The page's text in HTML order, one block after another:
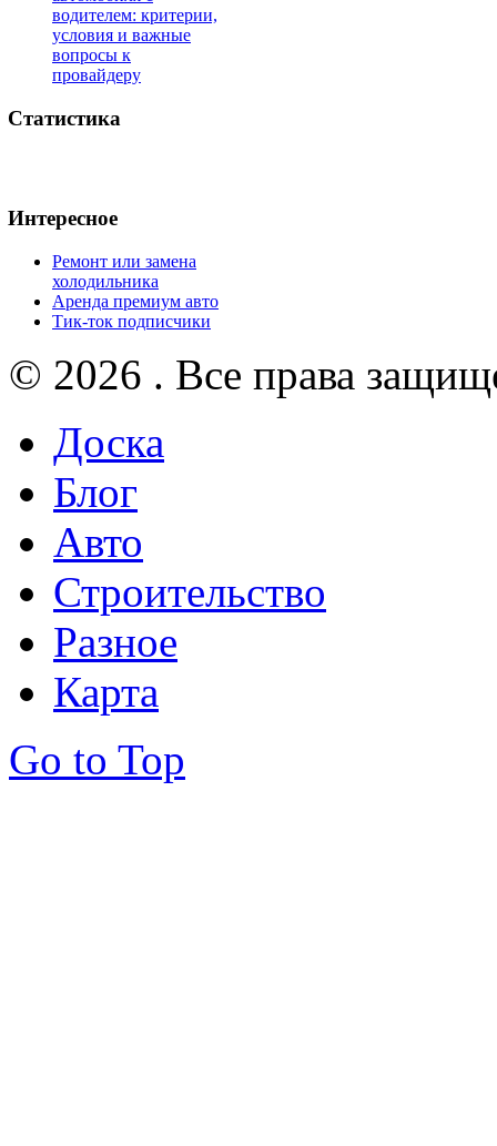
водителем: критерии,
условия и важные
вопросы к
провайдеру
Статистика
Интересное
Ремонт или замена
холодильника
Аренда премиум авто
Тик-ток подписчики
© 2026 . Все права
Доска
Блог
Авто
Строительство
Разное
Карта
Go to Top